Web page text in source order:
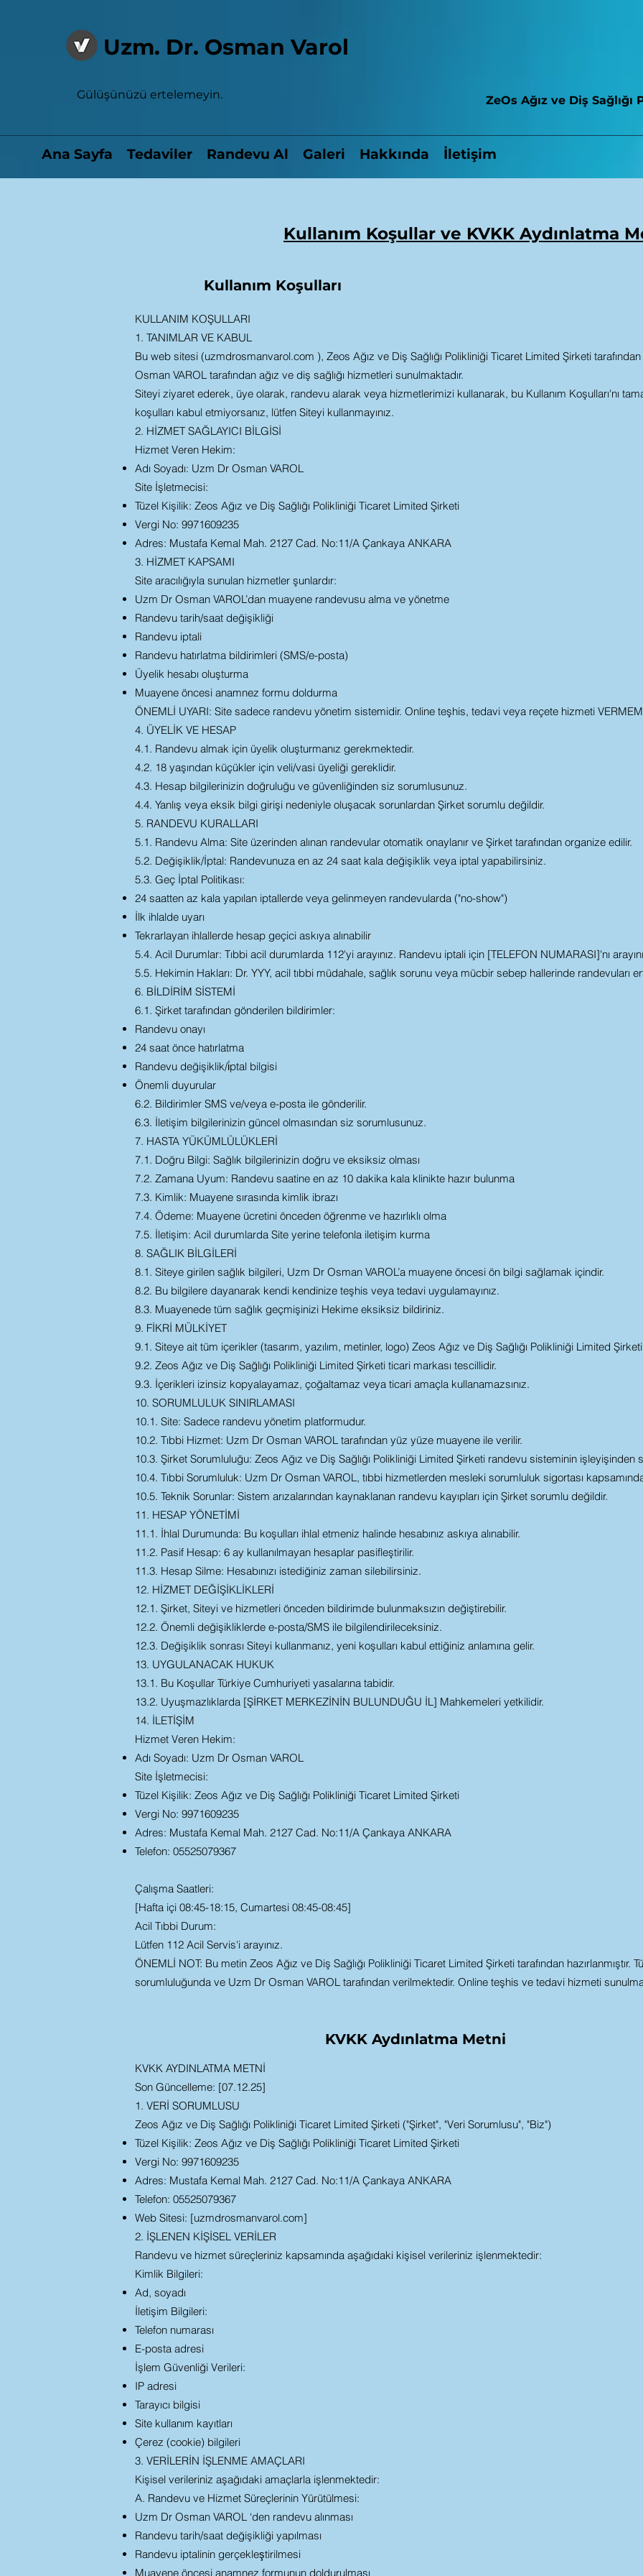
Uzm. Dr. Osman Varol
Gülüşünüzü ertelemeyin. ZeOs Ağız ve Diş
Ana Sayfa Tedaviler Randevu Al Galeri Hakkında İletişim
Kullanım Koşullar ve KVKK Aydınlatma
Kullanım Koşulları
KULLANIM KOŞULLARI
1. TANIMLAR VE KABUL
Bu web sitesi (uzmdrosmanvarol.com ), Zeos Ağız ve Diş Sağlığı Polikliniği Ticaret Limited Şirketi
Osman VAROL tarafından ağız ve diş sağlığı hizmetleri sunulmaktadır.
Siteyi ziyaret ederek, üye olarak, randevu alarak veya hizmetlerimizi kullanarak, bu Kullanım Koşulları'nı
koşulları kabul etmiyorsanız, lütfen Siteyi kullanmayınız.
2. HİZMET SAĞLAYICI BİLGİSİ
Hizmet Veren Hekim:
Adı Soyadı: Uzm Dr Osman VAROL
Site İşletmecisi:
Tüzel Kişilik: Zeos Ağız ve Diş Sağlığı Polikliniği Ticaret Limited Şirketi
Vergi No: 9971609235
Adres: Mustafa Kemal Mah. 2127 Cad. No:11/A Çankaya ANKARA
3. HİZMET KAPSAMI
Site aracılığıyla sunulan hizmetler şunlardır:
Uzm Dr Osman VAROL’dan muayene randevusu alma ve yönetme
Randevu tarih/saat değişikliği
Randevu iptali
Randevu hatırlatma bildirimleri (SMS/e-posta)
Üyelik hesabı oluşturma
Muayene öncesi anamnez formu doldurma
ÖNEMLİ UYARI: Site sadece randevu yönetim sistemidir. Online teşhis, tedavi veya reçete hizmeti
4. ÜYELİK VE HESAP
4.1. Randevu almak için üyelik oluşturmanız gerekmektedir.
4.2. 18 yaşından küçükler için veli/vasi üyeliği gereklidir.
4.3. Hesap bilgilerinizin doğruluğu ve güvenliğinden siz sorumlusunuz.
4.4. Yanlış veya eksik bilgi girişi nedeniyle oluşacak sorunlardan Şirket sorumlu değildir.
5. RANDEVU KURALLARI
5.1. Randevu Alma: Site üzerinden alınan randevular otomatik onaylanır ve Şirket tarafından organize edilir.
5.2. Değişiklik/İptal: Randevunuza en az 24 saat kala değişiklik veya iptal yapabilirsiniz.
5.3. Geç İptal Politikası:
24 saatten az kala yapılan iptallerde veya gelinmeyen randevularda ("no-show")
İlk ihlalde uyarı
Tekrarlayan ihlallerde hesap geçici askıya alınabilir
5.4. Acil Durumlar: Tıbbi acil durumlarda 112'yi arayınız. Randevu iptali için [TELEFON NUMARASI]'nı
5.5. Hekimin Hakları: Dr. YYY, acil tıbbi müdahale, sağlık sorunu veya mücbir sebep hallerinde randevuları
6. BİLDİRİM SİSTEMİ
6.1. Şirket tarafından gönderilen bildirimler:
Randevu onayı
24 saat önce hatırlatma
Randevu değişiklik/i̇ptal bilgisi
Önemli duyurular
6.2. Bildirimler SMS ve/veya e-posta ile gönderilir.
6.3. İletişim bilgilerinizin güncel olmasından siz sorumlusunuz.
7. HASTA YÜKÜMLÜLÜKLERİ
7.1. Doğru Bilgi: Sağlık bilgilerinizin doğru ve eksiksiz olması
7.2. Zamana Uyum: Randevu saatine en az 10 dakika kala klinikte hazır bulunma
7.3. Kimlik: Muayene sırasında kimlik ibrazı
7.4. Ödeme: Muayene ücretini önceden öğrenme ve hazırlıklı olma
7.5. İletişim: Acil durumlarda Site yerine telefonla iletişim kurma
8. SAĞLIK BİLGİLERİ
8.1. Siteye girilen sağlık bilgileri, Uzm Dr Osman VAROL’a muayene öncesi ön bilgi sağlamak içindir.
8.2. Bu bilgilere dayanarak kendi kendinize teşhis veya tedavi uygulamayınız.
8.3. Muayenede tüm sağlık geçmişinizi Hekime eksiksiz bildiriniz.
9. FİKRİ MÜLKİYET
9.1. Siteye ait tüm içerikler (tasarım, yazılım, metinler, logo) Zeos Ağız ve Diş Sağlığı Polikliniği Limited
9.2. Zeos Ağız ve Diş Sağlığı Polikliniği Limited Şirketi ticari markası tescillidir.
9.3. İçerikleri izinsiz kopyalayamaz, çoğaltamaz veya ticari amaçla kullanamazsınız.
10. SORUMLULUK SINIRLAMASI
10.1. Site: Sadece randevu yönetim platformudur.
10.2. Tıbbi Hizmet: Uzm Dr Osman VAROL tarafından yüz yüze muayene ile verilir.
10.3. Şirket Sorumluluğu: Zeos Ağız ve Diş Sağlığı Polikliniği Limited Şirketi randevu sisteminin işleyişinden
10.4. Tıbbi Sorumluluk: Uzm Dr Osman VAROL, tıbbi hizmetlerden mesleki sorumluluk sigortası
10.5. Teknik Sorunlar: Sistem arızalarından kaynaklanan randevu kayıpları için Şirket sorumlu değildir.
11. HESAP YÖNETİMİ
11.1. İhlal Durumunda: Bu koşulları ihlal etmeniz halinde hesabınız askıya alınabilir.
11.2. Pasif Hesap: 6 ay kullanılmayan hesaplar pasifleştirilir.
11.3. Hesap Silme: Hesabınızı istediğiniz zaman silebilirsiniz.
12. HİZMET DEĞİŞİKLİKLERİ
12.1. Şirket, Siteyi ve hizmetleri önceden bildirimde bulunmaksızın değiştirebilir.
12.2. Önemli değişikliklerde e-posta/SMS ile bilgilendirileceksiniz.
12.3. Değişiklik sonrası Siteyi kullanmanız, yeni koşulları kabul ettiğiniz anlamına gelir.
13. UYGULANACAK HUKUK
13.1. Bu Koşullar Türkiye Cumhuriyeti yasalarına tabidir.
13.2. Uyuşmazlıklarda [ŞİRKET MERKEZİNİN BULUNDUĞU İL] Mahkemeleri yetkilidir.
14. İLETİŞİM
Hizmet Veren Hekim:
Adı Soyadı: Uzm Dr Osman VAROL
Site İşletmecisi:
Tüzel Kişilik: Zeos Ağız ve Diş Sağlığı Polikliniği Ticaret Limited Şirketi
Vergi No: 9971609235
Adres: Mustafa Kemal Mah. 2127 Cad. No:11/A Çankaya ANKARA
Telefon: 05525079367
Çalışma Saatleri:
[Hafta içi 08:45-18:15, Cumartesi 08:45-08:45]
Acil Tıbbi Durum:
Lütfen 112 Acil Servis'i arayınız.
ÖNEMLİ NOT: Bu metin Zeos Ağız ve Diş Sağlığı Polikliniği Ticaret Limited Şirketi tarafından hazırlanmıştır.
sorumluluğunda ve Uzm Dr Osman VAROL tarafından verilmektedir. Online teşhis ve tedavi hizmeti
KVKK Aydınlatma Metni
KVKK AYDINLATMA METNİ
Son Güncelleme: [07.12.25]
1. VERİ SORUMLUSU
Zeos Ağız ve Diş Sağlığı Polikliniği Ticaret Limited Şirketi ("Şirket", "Veri Sorumlusu", "Biz")
Tüzel Kişilik: Zeos Ağız ve Diş Sağlığı Polikliniği Ticaret Limited Şirketi
Vergi No: 9971609235
Adres: Mustafa Kemal Mah. 2127 Cad. No:11/A Çankaya ANKARA
Telefon: 05525079367
Web Sitesi: [uzmdrosmanvarol.com]
2. İŞLENEN KİŞİSEL VERİLER
Randevu ve hizmet süreçleriniz kapsamında aşağıdaki kişisel verileriniz işlenmektedir:
Kimlik Bilgileri:
Ad, soyadı
İletişim Bilgileri:
Telefon numarası
E-posta adresi
İşlem Güvenliği Verileri:
IP adresi
Tarayıcı bilgisi
Site kullanım kayıtları
Çerez (cookie) bilgileri
3. VERİLERİN İŞLENME AMAÇLARI
Kişisel verileriniz aşağıdaki amaçlarla işlenmektedir:
A. Randevu ve Hizmet Süreçlerinin Yürütülmesi:
Uzm Dr Osman VAROL ‘den randevu alınması
Randevu tarih/saat değişikliği yapılması
Randevu iptalinin gerçekleştirilmesi
Muayene öncesi anamnez formunun doldurulması